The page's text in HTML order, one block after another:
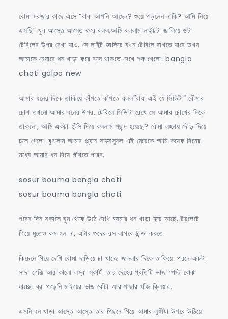
বৌমা দরজার কাছে এসে “বাবা আপনি আছেন? শুয়ে পড়লেন নাকি? আমি নিয়ে
এসছি” খুব আস্তে আস্তে করে বলল.আমি বললাম লাইটটা জালিয়ে ওটা
টেবিলের উপর রেখা যাও. সে লাইট জালিয়ে যখন টেবিলে রাখতে যাবে তখন
আমাকে চেয়ারে ধন খাড়া করে বসে থাকতে দেখে শক খেলো. bangla
choti golpo new
আমার ধনের দিকে তাকিয়ে কাঁপতে কাঁপতে বলল”বাবা এই যে সিডিটা” বৌমার
চোখ তখনো আমার ধনের উপর. টেবিলে সিডিটা রেখে সে আমার চোখের দিকে
তাকলো, আমি একটা হাঁসি দিয়ে বললাম পছন্দ হয়েছে? বৌমা লজ্জায় দৌড় দিয়ে
চলে গেলো. বুঝলাম আমার প্ল্যান সাক্সেস্ফুল এই মেয়েকে আমি কয়েক দিনের
মধ্যে আমার ধন দিয়ে গাঁথতে পারব.
sosur bouma bangla choti
sosur bouma bangla choti
পরের দিন সকালে ঘুম থেকে উঠে দেখি আমার ধন খাড়া হয়ে আছে. টয়লেটে
গিয়ে মুতেও কম হল না, এটার গুদের রস লাগবে ঠান্ডা করতে.
কিচেনে গিয়ে দেখি বৌমা দাড়িয়ে চা খাচ্ছে জানলার দিকে তাকিয়ে. পরনে একটা
সাদা গেঞ্জি আর কালো লম্বা স্কার্ট. তার দেহের প্রতিটি ভাজ স্পস্ট বোঝা
যাচ্ছে. ব্রা পড়েনি মাইয়ের ভাজ বোঁটা আর পাছার খাঁজ ক্লিয়ার.
এমনি ধন খাড়া আস্তে আস্তে তার পিছনে গিয়ে আমার লুঙ্গীটা উপরে উঠিয়ে